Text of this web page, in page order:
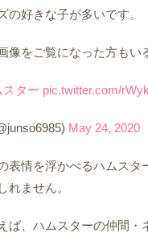
の好きな子が多いです。
像をご覧になった方もい
スター pic.twitter.com/
May 24, 2020
表情を浮かべるハムス
れません。
ば、ハムスターの仲間